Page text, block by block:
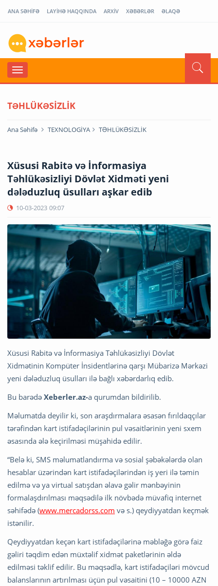
ANA SƏHİFƏ LAYİHƏ HAQQINDA ARXİV XƏBƏRLƏR ƏLAQƏ
TƏHLÜKƏSİZLİK
Ana Səhifə TEXNOLOGİYA TƏHLÜKƏSİZLİK
Xüsusi Rabitə və İnformasiya
Təhlükəsizliyi Dövlət Xidməti yeni
dələduzluq üsulları aşkar edib
10-03-2023 09:07
Xüsusi Rabitə və İnformasiya Təhlükəsizliyi Dövlət
Xidmətinin Kompüter İnsidentlərinə qarşı Mübarizə Mərkəzi
yeni dələduzluq üsulları ilə bağlı xəbərdarlıq edib.
Bu barədə Xeberler.az-a qurumdan bildirilib.
Məlumatda deyilir ki, son araşdırmalara əsasən fırıldaqçılar
tərəfindən kart istifadəçilərinin pul vəsaitlərinin yeni sxem
əsasında ələ keçirilməsi müşahidə edilir.
“Belə ki, SMS məlumatlandırma və sosial şəbəkələrdə olan
hesablar üzərindən kart istifadəçilərindən iş yeri ilə təmin
edilmə və ya virtual satışdan əlavə gəlir mənbəyinin
formalaşdırılması məqsədilə ilk növbədə müvafiq internet
səhifədə (www.mercadorss.com və s.) qeydiyyatdan keçmək
istənilir.
Qeydiyyatdan keçən kart istifadəçilərinə məbləğə görə faiz
gəliri təqdim edən müxtəlif xidmət paketlərinin əldə
edilməsi təklif edilir. Bu məqsədlə, kart istifadəçiləri mövcud
balanslarının artırılması üçün pul vəsaitini (10 – 10000 AZN